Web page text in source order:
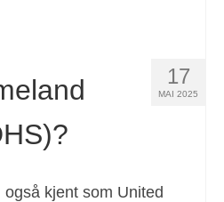
17
MAI 2025
kjent som United